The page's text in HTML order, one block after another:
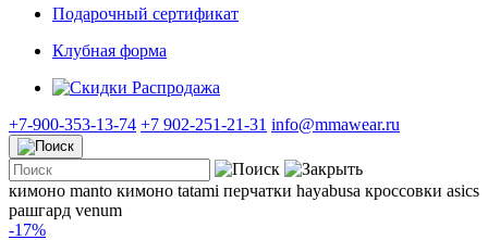
Подарочный сертификат
Клубная форма
Распродажа
+7-900-353-13-74 +7 902-251-21-31 info@mmawear.ru
кимоно manto кимоно tatami перчатки hayabusa кроссовки asics
рашгард venum
-17%